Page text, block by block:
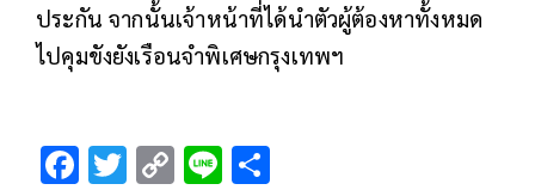
ประกัน จากนั้นเจ้าหน้าที่ได้นำตัวผู้ต้องหาทั้งหมด
ไปคุมขังยังเรือนจำพิเศษกรุงเทพฯ
F T C Li